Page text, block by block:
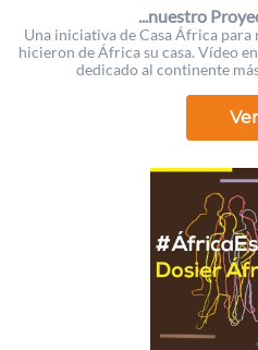
...nuestro
Una iniciativa de Casa África
hicieron de África su casa. Vídeo
dedicado al continente
Ver